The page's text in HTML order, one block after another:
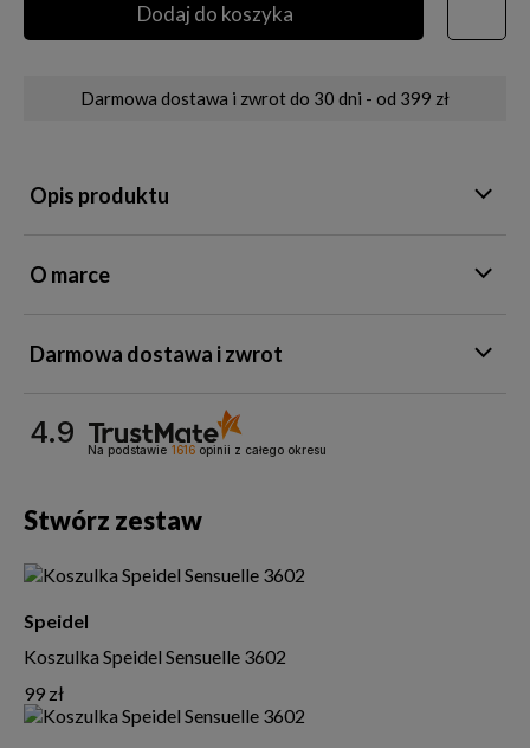
Dodaj do koszyka
Darmowa dostawa i zwrot do 30 dni - od 399 zł
Opis produktu
O marce
Darmowa dostawa i zwrot
4.9
Na podstawie 1616 opinii z całego okresu
Stwórz zestaw
Speidel
Koszulka Speidel Sensuelle 3602
99 zł